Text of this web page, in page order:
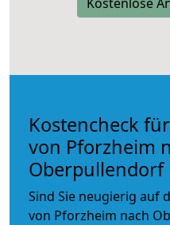
Kostencheck
von Pforzheim
Oberpullendorf
Sind Sie neugierig auf
von Pforzheim nach